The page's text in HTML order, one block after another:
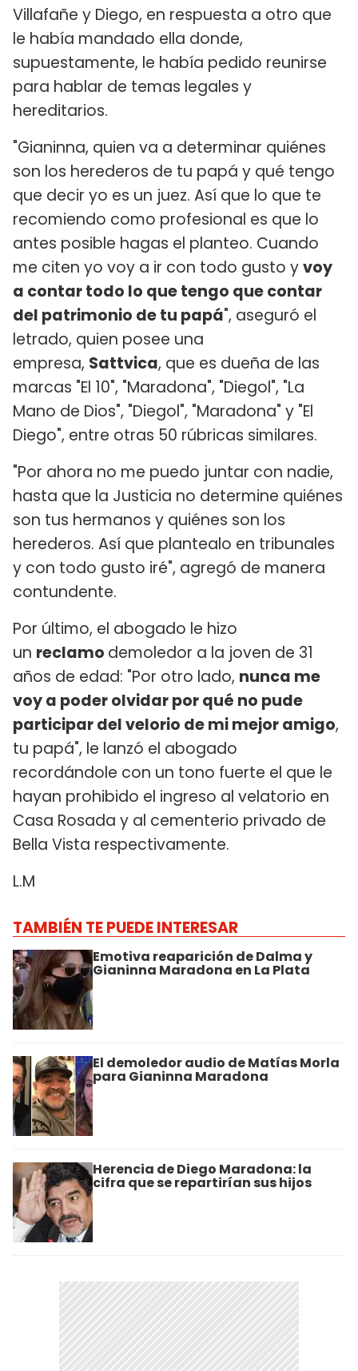
Villafañe y Diego, en respuesta a otro que
le había mandado ella donde,
supuestamente, le había pedido reunirse
para hablar de temas legales y
hereditarios.
"Gianinna, quien va a determinar quiénes
son los herederos de tu papá y qué tengo
que decir yo es un juez. Así que lo que te
recomiendo como profesional es que lo
antes posible hagas el planteo. Cuando
me citen yo voy a ir con todo gusto yvoy
a contar todo lo que tengo que contar
del patrimonio de tu papá", aseguró el
letrado, quien posee una
empresa, Sattvica, que es dueña de las
marcas "El 10", "Maradona", "Diegol", "La
Mano de Dios", "Diegol", "Maradona" y "El
Diego", entre otras 50 rúbricas similares.
"Por ahora no me puedo juntar con nadie,
hasta que la Justicia no determine quiénes
son tus hermanos y quiénes son los
herederos. Así que plantealo en tribunales
y con todo gusto iré", agregó de manera
contundente.
Por último, el abogado le hizo
un reclamo demoledor a la joven de 31
años de edad: "Por otro lado, nunca me
voy a poder olvidar por qué no pude
participar del velorio de mi mejor amigo,
tu papá", le lanzó el abogado
recordándole con un tono fuerte el que le
hayan prohibido el ingreso al velatorio en
Casa Rosada y al cementerio privado de
Bella Vista respectivamente.
L.M
TAMBIÉN TE PUEDE INTERESAR
Emotiva reaparición de Dalma y
Gianinna Maradona en La Plata
El demoledor audio de Matías Morla
para Gianinna Maradona
Herencia de Diego Maradona: la
cifra que se repartirían sus hijos